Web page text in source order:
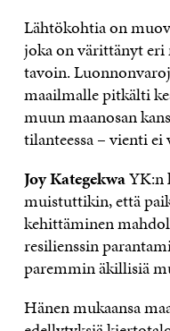
Lähtökohtia on
joka on värittänyt
tavoin.
maailmalle pitkälti
muun maanosan
tilanteessa – vienti ei
Joy KategekwaYK:n
muistuttikin, että
kehittäminen
resilienssin
paremmin äkillisiä
Hänen mukaansa